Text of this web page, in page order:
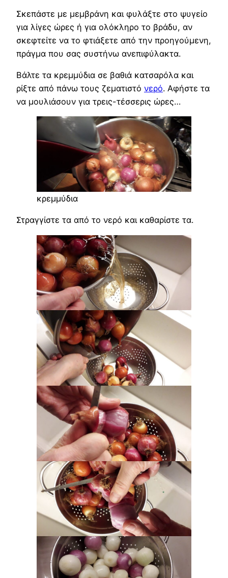
Σκεπάστε με μεμβράνη και φυλάξτε στο ψυγείο
για λίγες ώρες ή για ολόκληρο το βράδυ, αν
σκεφτείτε να το φτιάξετε από την προηγούμενη,
πράγμα που σας συστήνω ανεπιφύλακτα.
Βάλτε τα κρεμμύδια σε βαθιά κατσαρόλα και
ρίξτε από πάνω τους ζεματιστό νερό. Αφήστε τα
να μουλιάσουν για τρεις-τέσσερις ώρες…
κρεμμύδια
Στραγγίστε τα από το νερό και καθαρίστε τα.